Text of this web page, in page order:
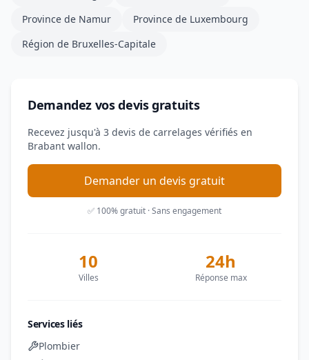
Province de Namur
Province de Luxembourg
Région de Bruxelles-Capitale
Demandez vos devis gratuits
Recevez jusqu'à 3 devis de carrelages vérifiés en
Brabant wallon.
Demander un devis gratuit
✅ 100% gratuit · Sans engagement
10
Villes
24h
Réponse max
Services liés
Plombier